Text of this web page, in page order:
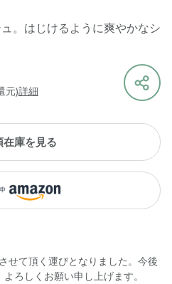
。はじけるように爽やかなシ
元)詳細
在庫を見る
せて頂く運びとなりました。今後
ろしくお願い申し上げます。